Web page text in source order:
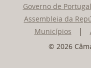
Governo de Portugal
Assembleia da
Municípios
|
© 2026